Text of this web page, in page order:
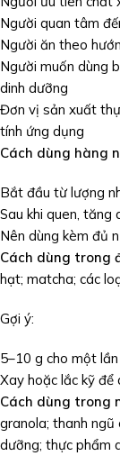
Người quan tâm
Người ăn theo
Người muốn dùng
dinh dưỡng
Đơn vị sản xuất
tính ứng dụng
Cách dùng hàng
Bắt đầu từ lượng
Sau khi quen, tăng
Nên dùng kèm đủ
Cách dùng trong
hạt; matcha; các
Gợi ý:
5–10 g cho một
Xay hoặc lắc kỹ để
Cách dùng trong
granola; thanh ngũ
dưỡng; thực phẩm